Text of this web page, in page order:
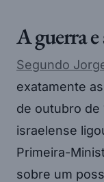
A guerra e
Segundo
exatamente
de outubro de
israelense
Primeira-
sobre um